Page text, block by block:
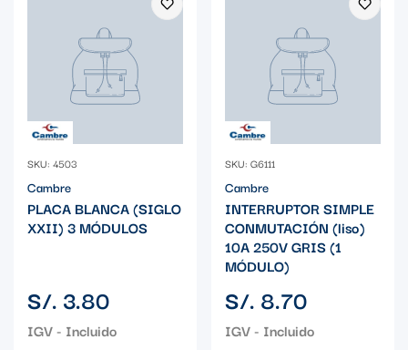
SKU: 4503
Cambre
PLACA BLANCA (SIGLO
XXII) 3 MÓDULOS
Precio
regular
S/. 3.80
SKU: G6111
Cambre
INTERRUPTOR SIMPLE
CONMUTACIÓN (liso)
10A 250V GRIS (1
MÓDULO)
Precio
regular
S/. 8.70